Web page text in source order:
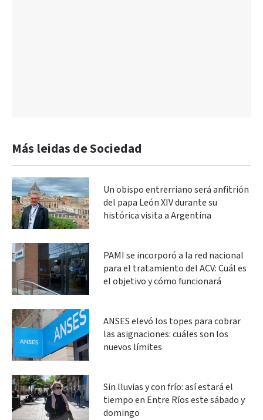
Más leidas de Sociedad
Un obispo entrerriano será anfitrión
del papa León XIV durante su
histórica visita a Argentina
PAMI se incorporó a la red nacional
para el tratamiento del ACV: Cuál es
el objetivo y cómo funcionará
ANSES elevó los topes para cobrar
las asignaciones: cuáles son los
nuevos límites
Sin lluvias y con frío: así estará el
tiempo en Entre Ríos este sábado y
domingo